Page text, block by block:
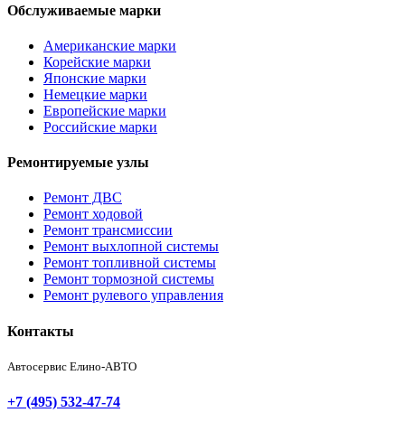
Обслуживаемые марки
Американские марки
Корейские марки
Японские марки
Немецкие марки
Европейские марки
Российские марки
Ремонтируемые узлы
Ремонт ДВС
Ремонт ходовой
Ремонт трансмиссии
Ремонт выхлопной системы
Ремонт топливной системы
Ремонт тормозной системы
Ремонт рулевого управления
Контакты
Автосервис Елино-АВТО
+7 (495) 532-47-74